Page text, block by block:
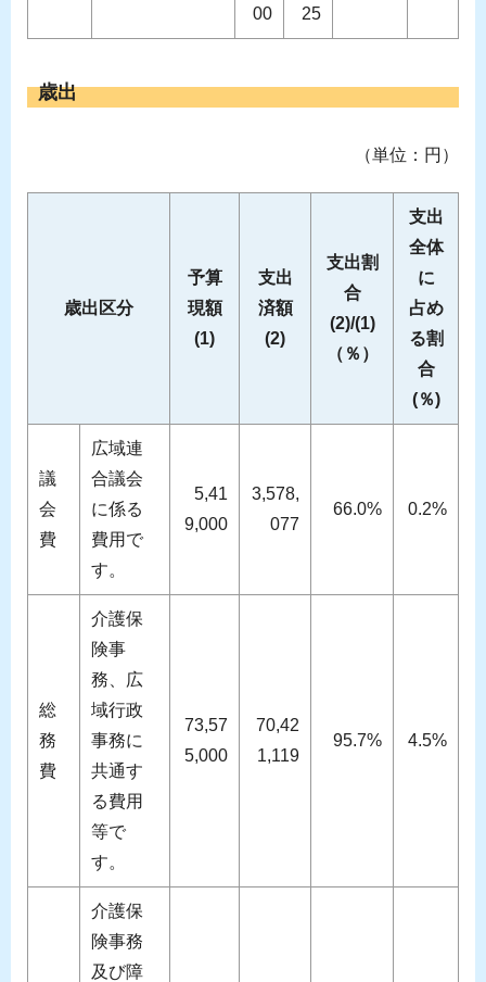
00
25
歳出
（単位：円）
歳出区分
予算
現額
(1)
支出
済額
(2)
支出割
合
(2)/(1)
（％）
支出
全体
に
占め
る割
合
(％)
議
会
費
広域連
合議会
に係る
費用で
す。
5,41
9,000
3,578,
077
66.0% 0.2%
総
務
費
介護保
険事
務、広
域行政
事務に
共通す
る費用
等で
す。
73,57
5,000
70,42
1,119
95.7% 4.5%
介護保
険事務
及び障